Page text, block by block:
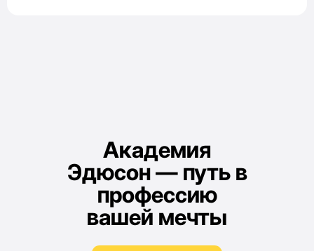
Академия
Эдюсон — путь в
профессию
вашей мечты